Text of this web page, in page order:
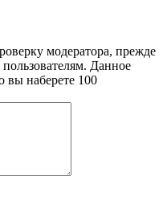
модератора, прежде
Данное
вы наберете 100